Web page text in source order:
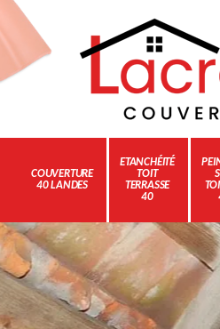
COUVERTURE
40 LANDES
ETANCHÉITÉ
TOIT
TERRASSE
40